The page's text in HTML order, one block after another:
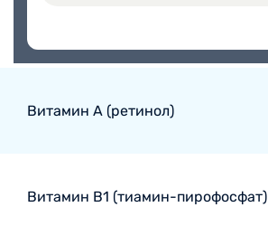
Витамин А (ретинол)
Витамин В1 (тиамин-пирофосфат)